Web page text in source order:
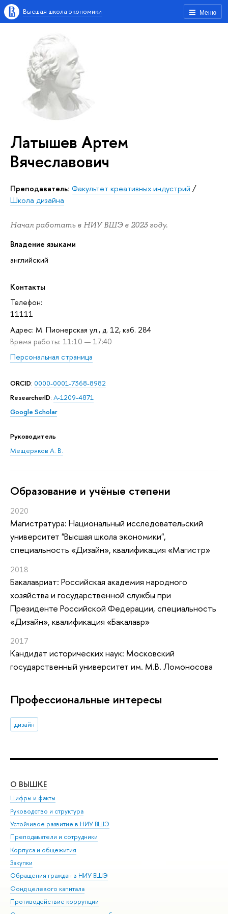
Меню
Высшая школа экономики
Латышев Артем
Вячеславович
Преподаватель: Факультет креативных индустрий /
Школа дизайна
Начал работать в НИУ ВШЭ в 2023 году.
Владение языками
английский
Контакты
Телефон:
11111
Адрес: М. Пионерская ул., д. 12, каб. 284
Время работы: 11:10 — 17:40
Персональная страница
ORCID: 0000-0001-7368-8982
ResearcherID: A-1209-4871
Google Scholar
Руководитель
Мещеряков А. В.
Oбразование и учёные степени
2020
Магистратура: Национальный исследовательский
университет "Высшая школа экономики",
специальность «Дизайн», квалификация «Магистр»
2018
Бакалавриат: Российская академия народного
хозяйства и государственной службы при
Президенте Российской Федерации, специальность
«Дизайн», квалификация «Бакалавр»
2017
Кандидат исторических наук: Московский
государственный университет им. М.В. Ломоносова
Профессиональные интересы
дизайн
О ВЫШКЕ
Цифры и факты
Руководство и структура
Устойчивое развитие в НИУ ВШЭ
Преподаватели и сотрудники
Корпуса и общежития
Закупки
Обращения граждан в НИУ ВШЭ
Фонд целевого капитала
Противодействие коррупции